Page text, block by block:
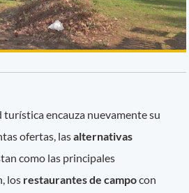
turística encauza nuevamente su
ofertas, lasalternativas
como las principales
los restaurantes de campocon